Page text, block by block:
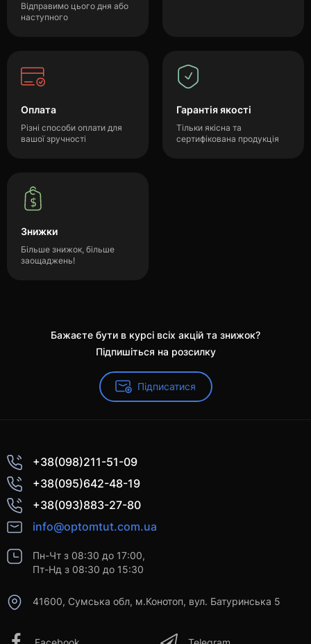
Відправимо цього дня або
наступного
Оплата
Різні способи оплати для
вашої зручності
Гарантія якості
Тільки якісна та
сертифікована продукція
Знижки
Більше знижок, більше
заощаджень!
Бажаєте бути в курсі всіх акцій та знижок?
Підпишіться на розсилку
Підписатися
+38(098)211-51-09
+38(095)642-48-19
+38(093)883-27-80
info@optomtut.com.ua
Пн-Чт з 08:30 до 17:00,
Пт-Нд з 08:30 до 15:30
41600, Сумська обл, м.Конотоп, вул. Батуринська 5